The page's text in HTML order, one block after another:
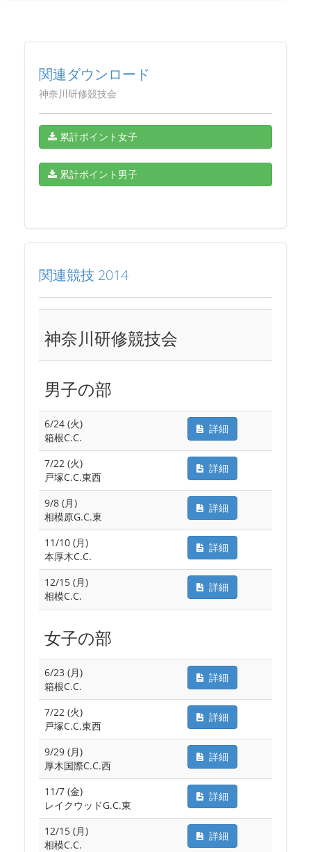
関連ダウンロード
神奈川研修競技会
累計ポイント女子
累計ポイント男子
関連競技 2014
神奈川研修競技会
男子の部
6/24 (火)
箱根C.C.
詳細
7/22 (火)
戸塚C.C.東西
詳細
9/8 (月)
相模原G.C.東
詳細
11/10 (月)
本厚木C.C.
詳細
12/15 (月)
相模C.C.
詳細
女子の部
6/23 (月)
箱根C.C.
詳細
7/22 (火)
戸塚C.C.東西
詳細
9/29 (月)
厚木国際C.C.西
詳細
11/7 (金)
レイクウッドG.C.東
詳細
12/15 (月)
相模C.C.
詳細